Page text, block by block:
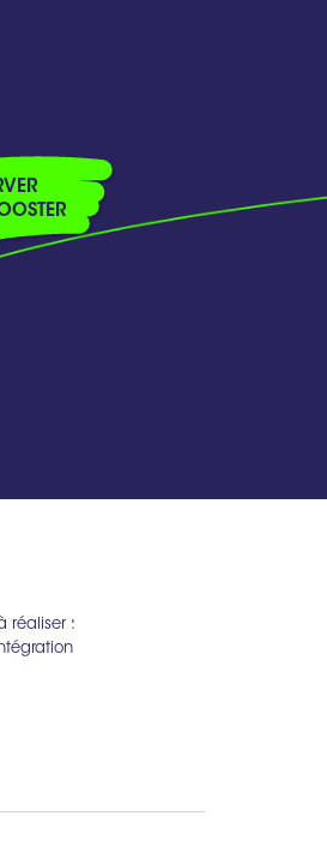
réaliser :